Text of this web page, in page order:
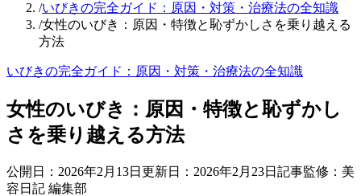
/いびきの完全ガイド：原因・対策・治療法の全知識
/女性のいびき：原因・特徴と恥ずかしさを乗り越える
方法
いびきの完全ガイド：原因・対策・治療法の全知識
女性のいびき：原因・特徴と恥ずかし
さを乗り越える方法
公開日： 2026年2月13日 更新日： 2026年2月23日 記事監修：美
容日記 編集部